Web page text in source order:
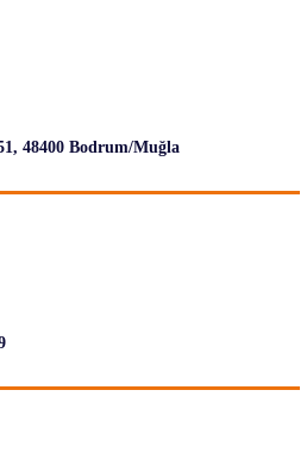
48400 Bodrum/Muğla